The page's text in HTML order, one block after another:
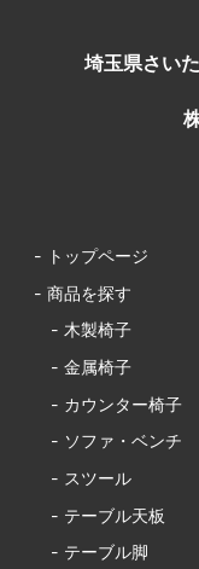
埼玉県さい
- トップページ
- 商品を探す
- 木製椅子
- 金属椅子
- カウンター椅子
- ソファ・ベンチ
- スツール
- テーブル天板
- テーブル脚